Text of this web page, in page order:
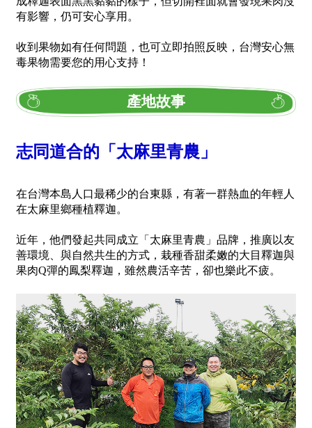
有影響，仍可安心享用。
收到果物如有任何問題，也可立即拍照反映，台灣安心無
毒果物需要您的用心支持！
產地故事
志同道合的「太麻里青農」
在台灣本島人口最稀少的台東縣，有著一群熱血的年輕人
在太麻里鄉種植釋迦。
近年，他們發起共同成立「太麻里青農」品牌，推廣以友
善環境、與自然共生的方式，栽種香甜柔嫩的大目釋迦與
果肉Q彈的鳳梨釋迦，雖然農活辛苦，卻也樂此不疲。